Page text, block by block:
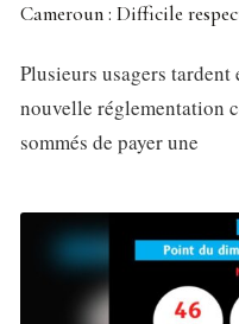
Cameroun : Difficile
Plusieurs usagers
nouvelle réglementation
sommés de payer une